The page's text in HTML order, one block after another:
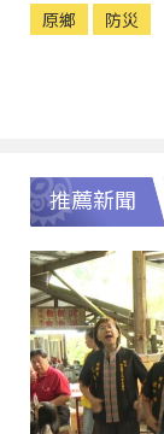
原鄉 防災
推薦新聞